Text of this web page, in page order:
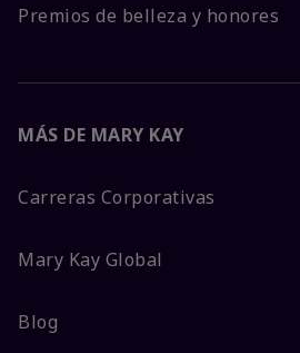
Premios de belleza y honores
MÁS DE MARY KAY
Carreras Corporativas
Mary Kay Global
Blog